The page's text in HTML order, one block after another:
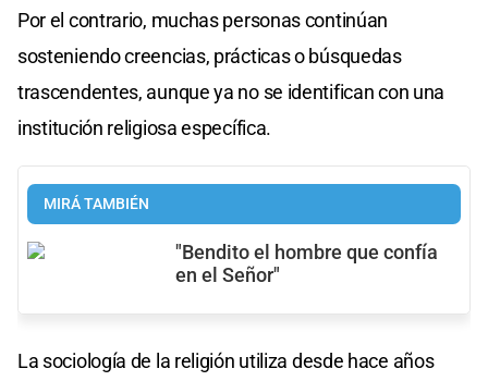
Por el contrario, muchas personas continúan
sosteniendo creencias, prácticas o búsquedas
trascendentes, aunque ya no se identifican con una
institución religiosa específica.
MIRÁ TAMBIÉN
"Bendito el hombre que confía
en el Señor"
La sociología de la religión utiliza desde hace años